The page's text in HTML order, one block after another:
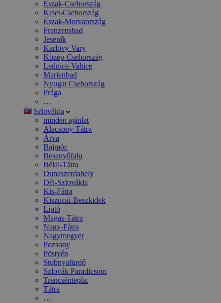
Észak-Csehország
Kelet-Csehország
Észak-Morvaország
Franzensbad
Jeseník
Karlovy Vary
Közép-Csehország
Lednice-Valtice
Marienbad
Nyugat Csehország
Prága
…
Szlovákia
minden ajánlat
Alacsony-Tátra
Árva
Bajmóc
Besenyőfalu
Bélai-Tátra
Dunaszerdahely
Dél-Szlovákia
Kis-Fátra
Kiszucai-Beszkidek
Liptó
Magas-Tátra
Nagy-Fátra
Nagymegyer
Pozsony
Pöstyén
Stubnyafürdő
Szlovák Paradicsom
Trencsénteplic
Tátra
…